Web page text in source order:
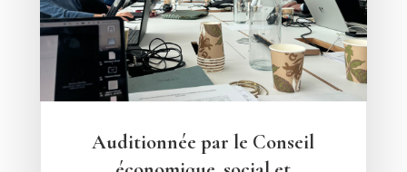
Auditionnée par le Conseil